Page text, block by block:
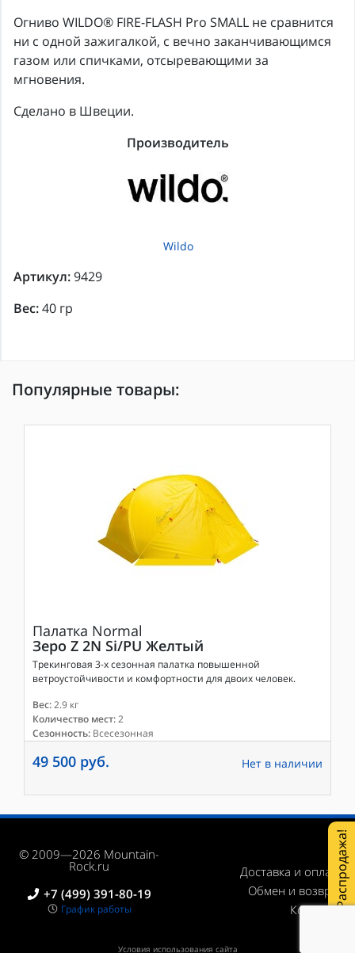
Огниво WILDO® FIRE-FLASH Pro SMALL не сравнится
ни с одной зажигалкой, с вечно заканчивающимся
газом или спичками, отсыревающими за
мгновения.
Сделано в Швеции.
Производитель
Wildo
Артикул:9429
Вес:40 гр
Популярные товары:
Палатка Normal
Зеро Z 2N Si/PU Желтый
Трекинговая 3-х сезонная палатка повышенной
ветроустойчивости и комфортности для двоих человек.
Вес:2.9 кг
Количество мест:2
Сезонность: Всесезонная
49 500 руб. Нет в наличии
© 2009—2026 Mountain-
Rock.ru
+7 (499) 391-80-19
График работы
Доставка и оплата
Обмен и возврат
Контакты
Условия использования сайта
Распродажа!